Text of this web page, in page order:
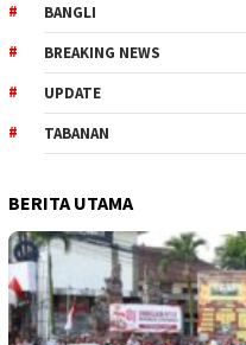
BANGLI
BREAKING NEWS
UPDATE
TABANAN
BERITA UTAMA